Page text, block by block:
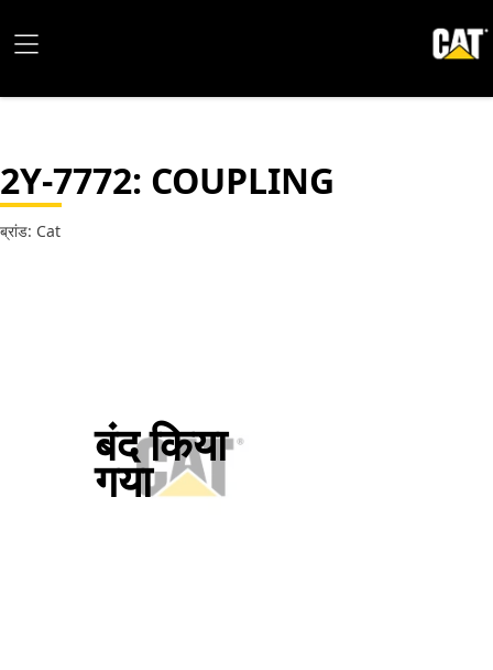
2Y-7772: COUPLING
ब्रांड: Cat
बंद किया
गया